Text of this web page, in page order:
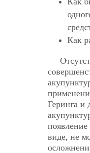
Как
Геринга и
виде, не